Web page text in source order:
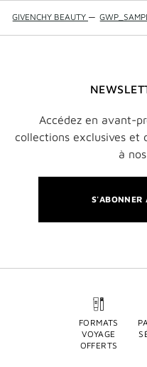
GIVENCHY BEAUTY —
Accédez en avant-
collections exclusives et
à
S'ABONNER
FORMATS
VOYAGE
OFFERTS